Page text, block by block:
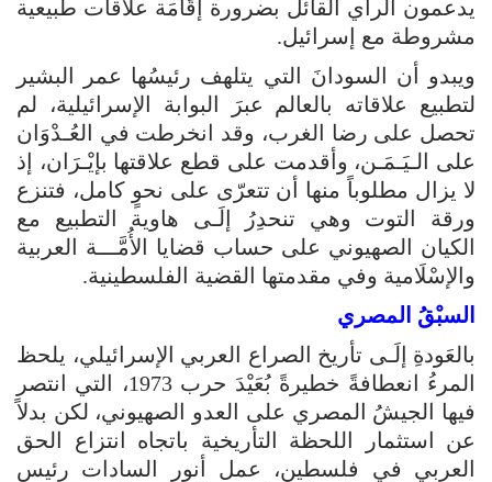
يدعمون الرأي القائل بضرورة إقَامَة علاقات طبيعية
مشروطة مع إسرائيل.
ويبدو أن السودانَ التي يتلهف رئيسُها عمر البشير
لتطبيع علاقاته بالعالم عبرَ البوابة الإسرائيلية، لم
تحصل على رضا الغرب، وقد انخرطت في العُـدْوَان
على الـيَـمَـن، وأقدمت على قطع علاقتها بإيْـرَان، إذ
لا يزال مطلوباً منها أن تتعرّى على نحوٍ كامل، فتنزع
ورقة التوت وهي تنحدِرُ إلَـى هاوية التطبيع مع
الكيان الصهيوني على حساب قضايا الأُمَّـــة العربية
والإسْلَامية وفي مقدمتها القضية الفلسطينية.
السبْقُ المصري
بالعَودةِ إلَـى تأريخ الصراع العربي الإسرائيلي، يلحظ
المرءُ انعطافةً خطيرةً بُعَيْدَ حرب 1973، التي انتصر
فيها الجيشُ المصري على العدو الصهيوني، لكن بدلاً
عن استثمار اللحظة التأريخية باتجاه انتزاع الحق
العربي في فلسطين، عمل أنور السادات رئيس